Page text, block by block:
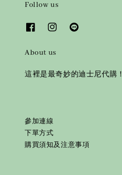
Follow us
About us
這裡是最奇妙的迪士尼代購！
參加連線
下單方式
購買須知及注意事項